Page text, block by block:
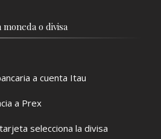
o divisa
a cuenta Itau
a Prex
selecciona la divisa